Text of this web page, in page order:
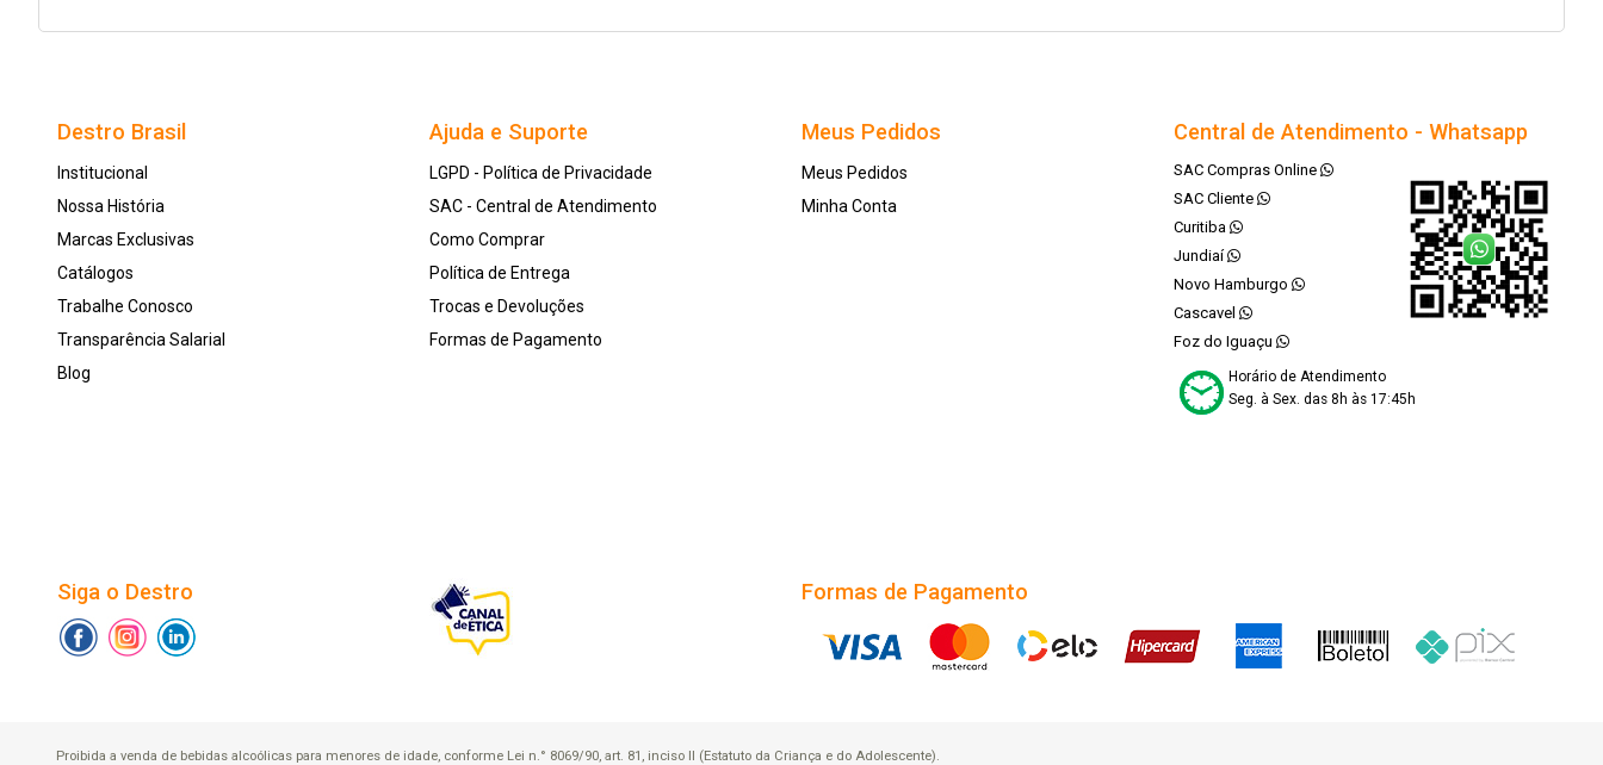
Destro Brasil
Institucional
Nossa História
Marcas Exclusivas
Catálogos
Trabalhe Conosco
Transparência Salarial
Blog
Ajuda e Suporte
LGPD - Política de Privacidade
SAC - Central de Atendimento
Como Comprar
Política de Entrega
Trocas e Devoluções
Formas de Pagamento
Meus Pedidos
Meus Pedidos
Minha Conta
Central de Atendimento - Whatsapp
SAC Compras Online
SAC Cliente
Curitiba
Jundiaí
Novo Hamburgo
Cascavel
Foz do Iguaçu
Horário de Atendimento
Seg. à Sex. das 8h às 17:45h
Siga o Destro Formas de Pagamento
Proibida a venda de bebidas alcoólicas para menores de idade, conforme Lei n.° 8069/90, art. 81, inciso II (Estatuto da Criança e do Adolescente).